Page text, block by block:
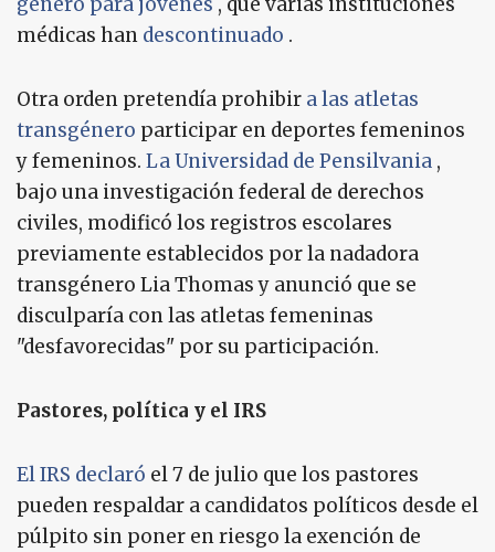
médicas han descontinuado .
Otra orden pretendía prohibir a las atletas
transgénero participar en deportes femeninos
y femeninos. La Universidad de Pensilvania ,
bajo una investigación federal de derechos
civiles, modificó los registros escolares
previamente establecidos por la nadadora
transgénero Lia Thomas y anunció que se
disculparía con las atletas femeninas
"desfavorecidas" por su participación.
Pastores, política y el IRS
El IRS declaró el 7 de julio que los pastores
pueden respaldar a candidatos políticos desde el
púlpito sin poner en riesgo la exención de